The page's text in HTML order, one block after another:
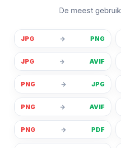
De meest
JPG → PNG
JPG → AVIF
PNG → JPG
PNG → AVIF
PNG → PDF